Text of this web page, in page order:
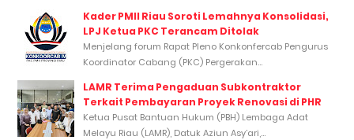
Kader PMII Riau Soroti Lemahnya Konsolidasi,
LPJ Ketua PKC Terancam Ditolak
Menjelang forum Rapat Pleno Konkonfercab Pengurus
Koordinator Cabang (PKC) Pergerakan...
LAMR Terima Pengaduan Subkontraktor
Terkait Pembayaran Proyek Renovasi di PHR
Ketua Pusat Bantuan Hukum (PBH) Lembaga Adat
Melayu Riau (LAMR), Datuk Aziun Asy’ari,...